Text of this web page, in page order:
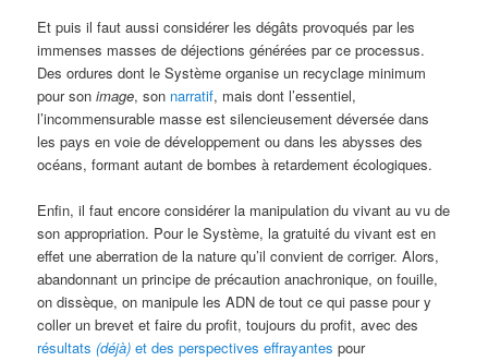
Et puis il faut aussi considérer les dégâts provoqués par les
immenses masses de déjections générées par ce processus.
Des ordures dont le Système organise un recyclage minimum
pour sonimage, son narratif, mais dont l’essentiel,
l’incommensurable masse est silencieusement déversée dans
les pays en voie de développement ou dans les abysses des
océans, formant autant de bombes à retardement écologiques.
Enfin, il faut encore considérer la manipulation du vivant au vu de
son appropriation. Pour le Système, la gratuité du vivant est en
effet une aberration de la nature qu’il convient de corriger. Alors,
abandonnant un principe de précaution anachronique, on fouille,
on dissèque, on manipule les ADN de tout ce qui passe pour y
coller un brevet et faire du profit, toujours du profit, avec des
résultats (déjà) et des perspectives effrayantes pour